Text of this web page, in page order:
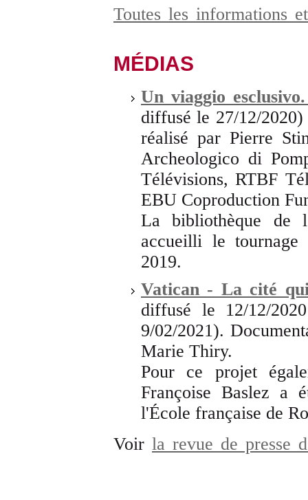
Toutes les informations
MÉDIAS
Un viaggio
diffusé le 27/12/
réalisé par Pierre
Archeologico di
Télévisions, RTBF
EBU Coproduction
La bibliothèque de
accueilli le
2019.
Vatican - La cité
diffusé le 12/12/
9/02/2021).
Marie Thiry.
Pour ce projet
Françoise Baslez a
l'École française de
Voir la revue de presse